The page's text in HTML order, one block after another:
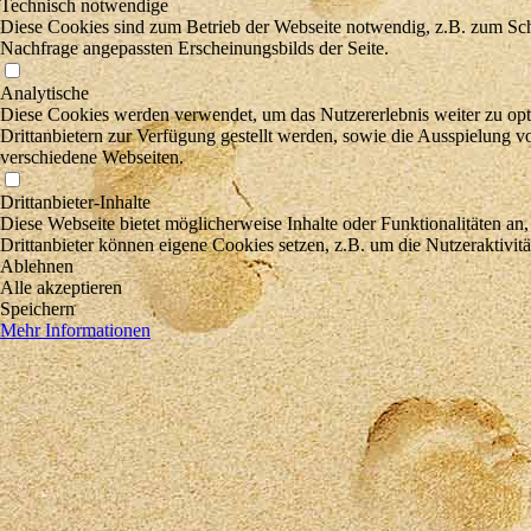
Technisch notwendige
Diese Cookies sind zum Betrieb der Webseite notwendig, z.B. zum
Nachfrage angepassten Erscheinungsbilds der Seite.
Analytische
Diese Cookies werden verwendet, um das Nutzererlebnis weiter zu
Drittanbietern zur Verfügung gestellt werden, sowie die Ausspielung
verschiedene Webseiten.
Drittanbieter-Inhalte
Diese Webseite bietet möglicherweise Inhalte oder Funktionalitäten
Drittanbieter können eigene Cookies setzen, z.B. um die
Ablehnen
Alle akzeptieren
Speichern
Mehr Informationen